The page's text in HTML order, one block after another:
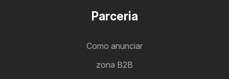
Parceria
Como anunciar
zona B2B